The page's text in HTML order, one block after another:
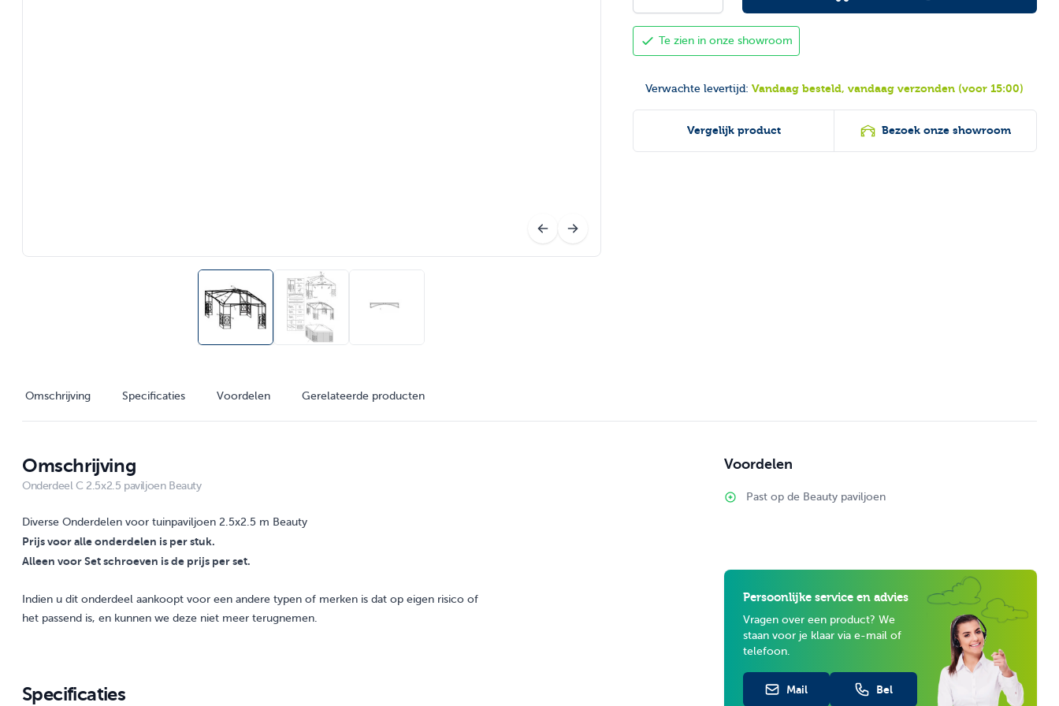
Te zien in onze showroom
Verwachte levertijd: Vandaag besteld, vandaag verzonden (voor 15:00)
Vergelijk product Bezoek onze showroom
Omschrijving Specificaties Voordelen Gerelateerde producten
Omschrijving
Onderdeel C 2.5x2.5 paviljoen Beauty
Diverse Onderdelen voor tuinpaviljoen 2.5x2.5 m Beauty
Prijs voor alle onderdelen is per stuk.
Alleen voor Set schroeven is de prijs per set.
Indien u dit onderdeel aankoopt voor een andere typen of merken is dat op eigen risico of
het passend is, en kunnen we deze niet meer terugnemen.
Specificaties
Voordelen
Past op de Beauty paviljoen
Persoonlijke service en advies
Vragen over een product? We
staan voor je klaar via e-mail of
telefoon.
Mail Bel